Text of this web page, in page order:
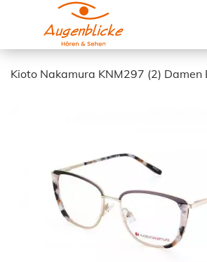
Kioto Nakamura KNM297 (2) Damen